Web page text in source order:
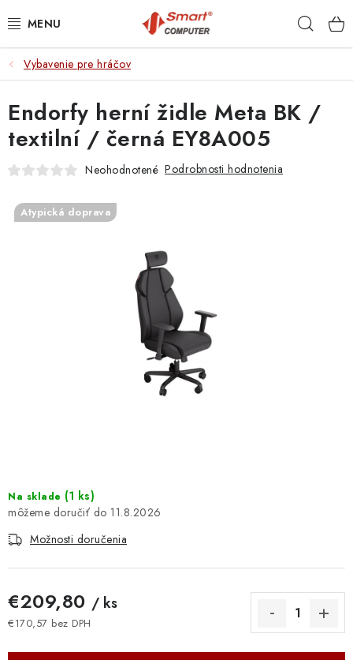
na
NOTEBOOKY
MOBILNÉ ZARIADENIA
PC A KOMPONENTY
: TOP PRODUKTY
ZNAČKY
Vybavenie pre hráčov
Na sklade (1 ks)
11.8.2026
Možnosti doručenia
€209,80 / ks
€170,57 bez DPH
Endorfy herní židle Meta BK /
textilní / černá EY8A005
Neohodnotené Podrobnosti hodnotenia
Atypická doprava